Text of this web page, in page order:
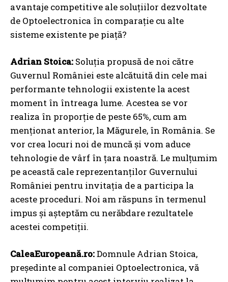
avantaje competitive ale soluțiilor dezvoltate
de Optoelectronica în comparație cu alte
sisteme existente pe piață?
Adrian Stoica: Soluția propusă de noi către
Guvernul României este alcătuită din cele mai
performante tehnologii existente la acest
moment în întreaga lume. Acestea se vor
realiza în proporție de peste 65%, cum am
menționat anterior, la Măgurele, în România. Se
vor crea locuri noi de muncă și vom aduce
tehnologie de vârf în țara noastră. Le mulțumim
pe această cale reprezentanților Guvernului
României pentru invitația de a participa la
aceste proceduri. Noi am răspuns în termenul
impus și așteptăm cu nerăbdare rezultatele
acestei competiții.
CaleaEuropeană.ro:Domnule Adrian Stoica,
președinte al companiei Optoelectronica, vă